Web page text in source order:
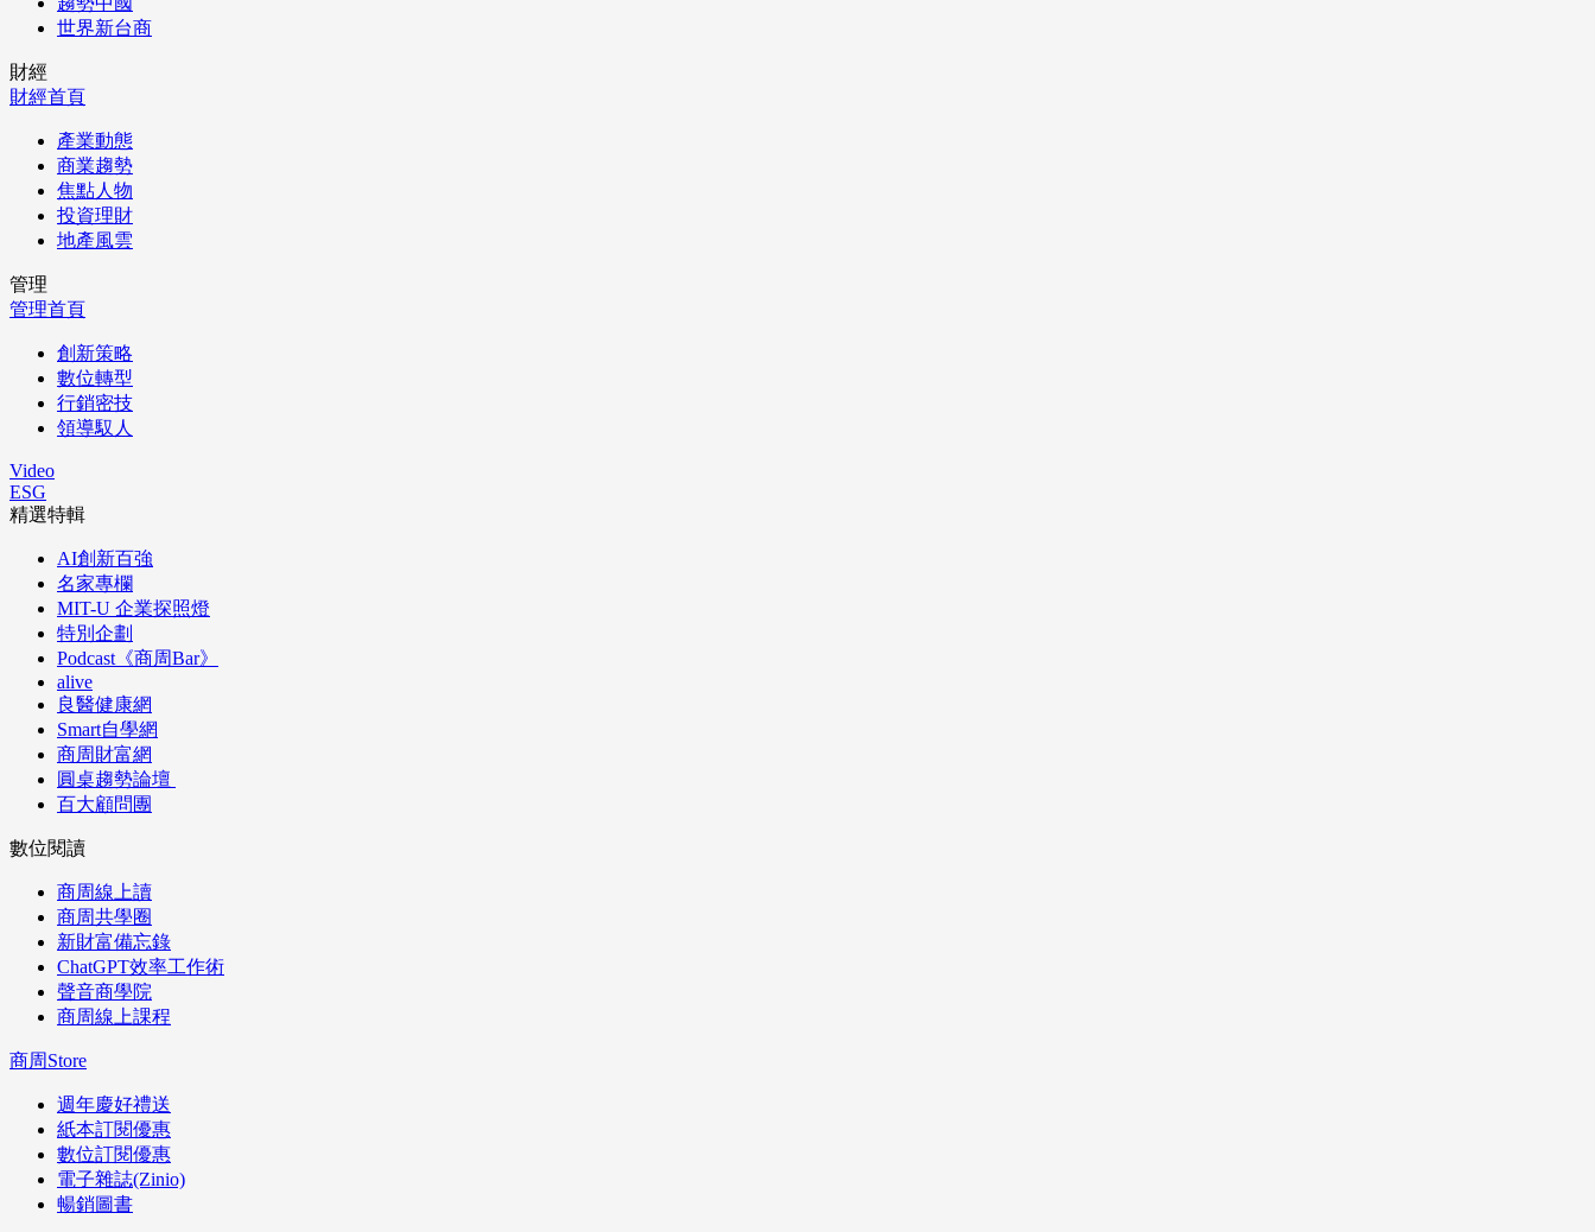
世界新台商
財經
財經首頁
產業動態
商業趨勢
焦點人物
投資理財
地產風雲
管理
管理首頁
創新策略
數位轉型
行銷密技
領導馭人
Video
ESG
精選特輯
AI創新百強
名家專欄
MIT-U 企業探照燈
特別企劃
Podcast《商周Bar》
alive
良醫健康網
Smart自學網
商周財富網
圓桌趨勢論壇
百大顧問團
數位閱讀
商周線上讀
商周共學圈
新財富備忘錄
ChatGPT效率工作術
聲音商學院
商周線上課程
商周Store
週年慶好禮送
紙本訂閱優惠
數位訂閱優惠
電子雜誌(Zinio)
暢銷圖書